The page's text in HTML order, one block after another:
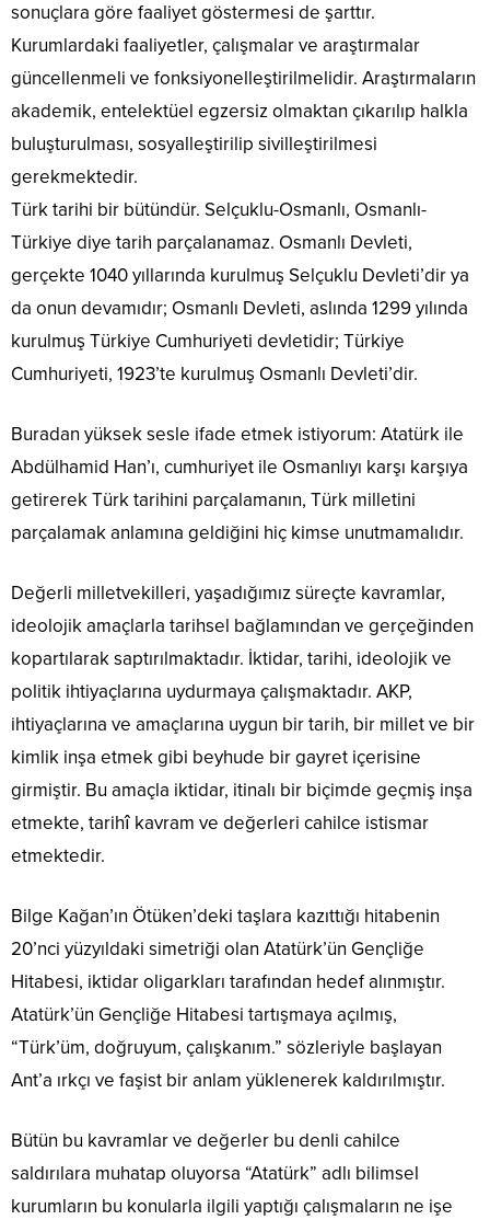
sonuçlara göre faaliyet göstermesi de şarttır.
Kurumlardaki faaliyetler, çalışmalar ve araştırmalar
güncellenmeli ve fonksiyonelleştirilmelidir. Araştırmaların
akademik, entelektüel egzersiz olmaktan çıkarılıp halkla
buluşturulması, sosyalleştirilip sivilleştirilmesi
gerekmektedir.
Türk tarihi bir bütündür. Selçuklu-Osmanlı, Osmanlı-
Türkiye diye tarih parçalanamaz. Osmanlı Devleti,
gerçekte 1040 yıllarında kurulmuş Selçuklu Devleti’dir ya
da onun devamıdır; Osmanlı Devleti, aslında 1299 yılında
kurulmuş Türkiye Cumhuriyeti devletidir; Türkiye
Cumhuriyeti, 1923’te kurulmuş Osmanlı Devleti’dir.
Buradan yüksek sesle ifade etmek istiyorum: Atatürk ile
Abdülhamid Han’ı, cumhuriyet ile Osmanlıyı karşı karşıya
getirerek Türk tarihini parçalamanın, Türk milletini
parçalamak anlamına geldiğini hiç kimse unutmamalıdır.
Değerli milletvekilleri, yaşadığımız süreçte kavramlar,
ideolojik amaçlarla tarihsel bağlamından ve gerçeğinden
kopartılarak saptırılmaktadır. İktidar, tarihi, ideolojik ve
politik ihtiyaçlarına uydurmaya çalışmaktadır. AKP,
ihtiyaçlarına ve amaçlarına uygun bir tarih, bir millet ve bir
kimlik inşa etmek gibi beyhude bir gayret içerisine
girmiştir. Bu amaçla iktidar, itinalı bir biçimde geçmiş inşa
etmekte, tarihî kavram ve değerleri cahilce istismar
etmektedir.
Bilge Kağan’ın Ötüken’deki taşlara kazıttığı hitabenin
20’nci yüzyıldaki simetriği olan Atatürk’ün Gençliğe
Hitabesi, iktidar oligarkları tarafından hedef alınmıştır.
Atatürk’ün Gençliğe Hitabesi tartışmaya açılmış,
“Türk’üm, doğruyum, çalışkanım.” sözleriyle başlayan
Ant’a ırkçı ve faşist bir anlam yüklenerek kaldırılmıştır.
Bütün bu kavramlar ve değerler bu denli cahilce
saldırılara muhatap oluyorsa “Atatürk” adlı bilimsel
kurumların bu konularla ilgili yaptığı çalışmaların ne işe